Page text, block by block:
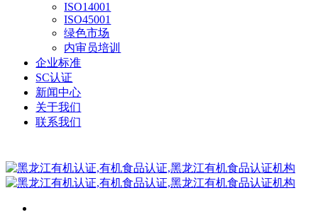
ISO14001
ISO45001
绿色市场
内审员培训
企业标准
SC认证
新闻中心
关于我们
联系我们